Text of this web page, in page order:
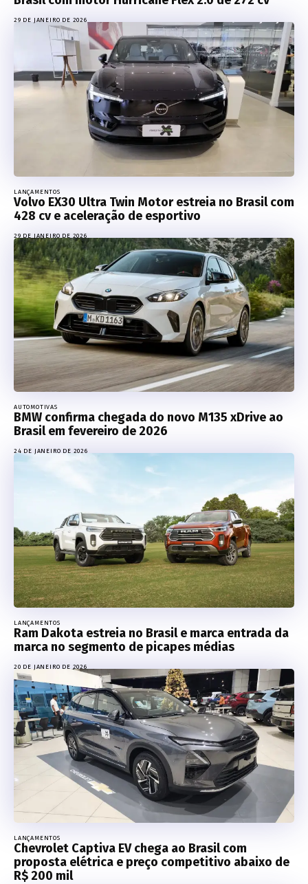
29 DE JANEIRO DE 2026
LANÇAMENTOS
Volvo EX30 Ultra Twin Motor estreia no Brasil com
428 cv e aceleração de esportivo
29 DE JANEIRO DE 2026
AUTOMOTIVAS
BMW confirma chegada do novo M135 xDrive ao
Brasil em fevereiro de 2026
24 DE JANEIRO DE 2026
LANÇAMENTOS
Ram Dakota estreia no Brasil e marca entrada da
marca no segmento de picapes médias
20 DE JANEIRO DE 2026
LANÇAMENTOS
Chevrolet Captiva EV chega ao Brasil com
proposta elétrica e preço competitivo abaixo de
R$ 200 mil